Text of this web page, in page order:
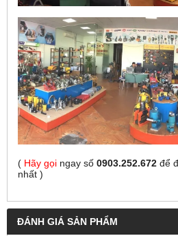
( Hãy gọi ngay số 0903.252.672 để
nhất )
ĐÁNH GIÁ SẢN PHẨM